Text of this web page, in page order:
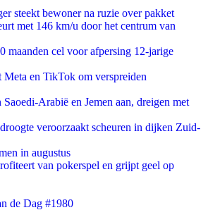
steekt bewoner na ruzie over pakket
met 146 km/u door het centrum van
maanden cel voor afpersing 12-jarige
Meta en TikTok om verspreiden
Arabië en Jemen aan, dreigen met
veroorzaakt scheuren in dijken Zuid-
in augustus
van pokerspel en grijpt geel op
de Dag #1980